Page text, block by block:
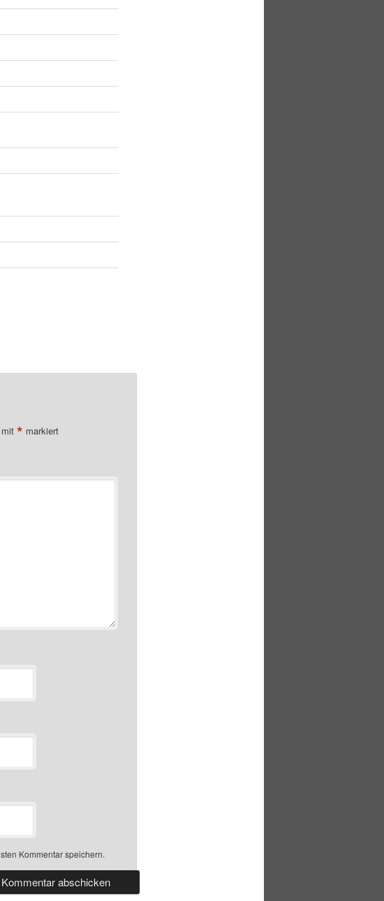
* markiert
Kommentar speichern.